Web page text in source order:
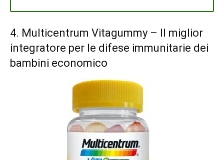
4. Multicentrum Vitagummy – Il miglior
integratore per le difese immunitarie dei
bambini economico